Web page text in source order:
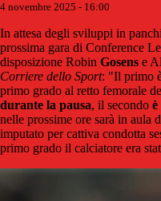
4 novembre 2025 - 16:00
In attesa degli sviluppi in
prossima gara di Conference
disposizione Robin Gosens e
Corriere dello Sport: "Il primo
primo grado al retto femorale
durante la pausa, il secondo
nelle prossime ore sarà in aula
imputato per cattiva condotta
primo grado il calciatore era